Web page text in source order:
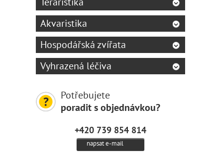
Akvaristika
Hospodářská zvířata
Vyhrazená léčiva
Potřebujete
poradit s objednávkou?
+420 739 854 814
napsat e-mail